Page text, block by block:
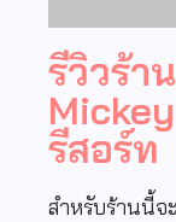
รีวิวร้า
รีสอร์ท
สำหรับร้านนี้จ